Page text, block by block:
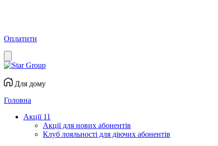
Оплатити
Для дому
Головна
Акції 11
Акції для нових абонентів
Клуб лояльності для діючих абонентів